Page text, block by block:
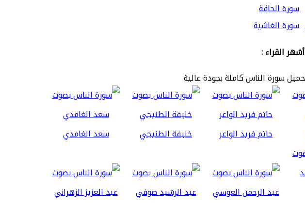
سورة الحاقة
سورة الغاشية
القراء :
سورة الناس كاملة بجودة عالية
حاتم فريد الواعر خليفة الطنيجي سعد الغامدي